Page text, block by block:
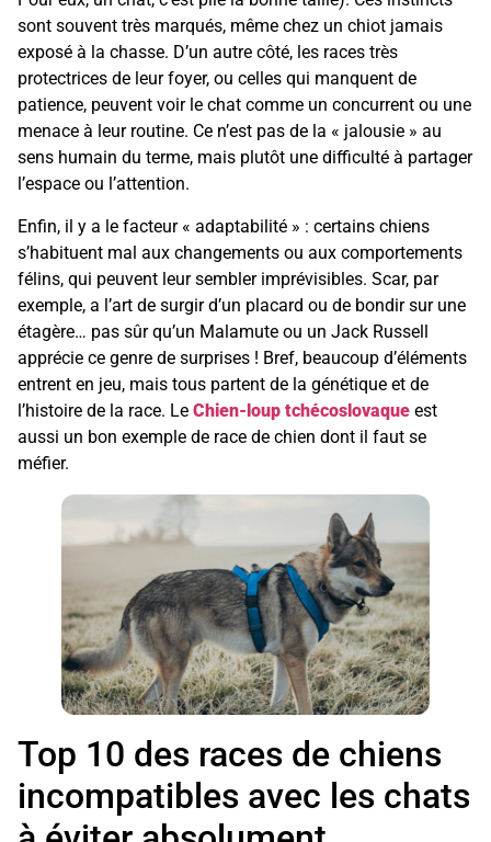
sont souvent très marqués, même chez un chiot jamais
exposé à la chasse. D’un autre côté, les races très
protectrices de leur foyer, ou celles qui manquent de
patience, peuvent voir le chat comme un concurrent ou une
menace à leur routine. Ce n’est pas de la « jalousie » au
sens humain du terme, mais plutôt une difficulté à partager
l’espace ou l’attention.
Enfin, il y a le facteur « adaptabilité » : certains chiens
s’habituent mal aux changements ou aux comportements
félins, qui peuvent leur sembler imprévisibles. Scar, par
exemple, a l’art de surgir d’un placard ou de bondir sur une
étagère… pas sûr qu’un Malamute ou un Jack Russell
apprécie ce genre de surprises ! Bref, beaucoup d’éléments
entrent en jeu, mais tous partent de la génétique et de
l’histoire de la race. Le Chien-loup tchécoslovaque est
aussi un bon exemple de race de chien dont il faut se
méfier.
Top 10 des races de chiens
incompatibles avec les chats